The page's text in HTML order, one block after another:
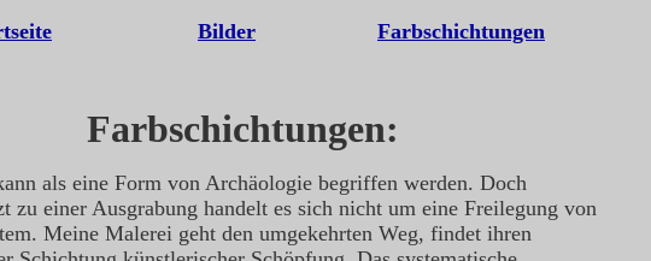
Bilder Farbschichtungen
Farbschichtungen:
als eine Form von Archäologie begriffen werden. Doch
zu einer Ausgrabung handelt es sich nicht um eine Freilegung von
Meine Malerei geht den umgekehrten Weg, findet ihren